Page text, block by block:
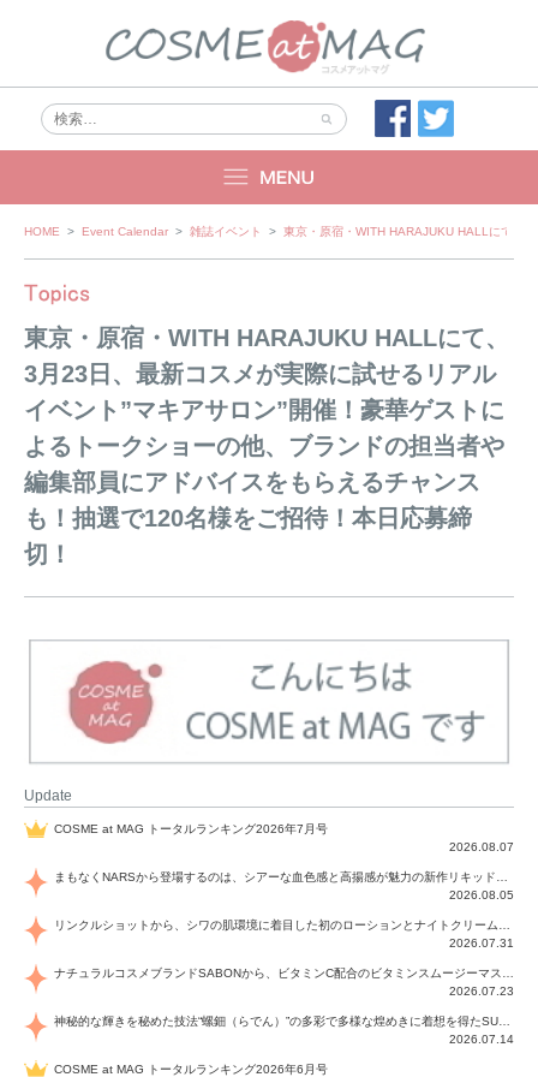
Skip
HOME > Event Calendar > 雑誌イベント > 東京・原宿・WITH HARAJUKU HALLにて、3
東京・原宿・WITH HARAJUKU HALLにて、
3月23日、最新コスメが実際に試せるリアル
イベント”マキアサロン”開催！豪華ゲストに
よるトークショーの他、ブランドの担当者や
編集部員にアドバイスをもらえるチャンス
も！抽選で120名様をご招待！本日応募締
切！
Update
COSME at MAG トータルランキング2026年7月号
2026.08.07
まもなくNARSから登場するのは、シアーな血色感と高揚感が魅力の新作リキッドブラッシュ「インセイシャブル リキッドブラッシュ」と、ゴールデンアワーに染まる空にインスピレーションを得た「アフターグロー リップシャイン」の新色！夏をハックして！
2026.08.05
リンクルショットから、シワの肌環境に着目した初のローションとナイトクリームが登場！デイリーケアで、シワ特有の肌環境を改善し、シワが目立たない肌へと導きます。
2026.07.31
ナチュラルコスメブランドSABONから、ビタミンC配合のビタミンスムージーマスク「ラディアンスマスク」と、ペパーミントにオーガニックハーブを凝縮したジェルの涼感トリートメント美容液「スカルプセラム リフレッシング」が登場！日々のデイリーケアで、過酷な猛暑で疲れた肌や頭皮をサポート、心地よくリフレッシュし、優しく肌を整えます。
2026.07.23
神秘的な輝きを秘めた技法“螺鈿（らでん）”の多彩で多様な煌めきに着想を得たSUQQUの2026 秋 カラーコレクションから登場するのは、艶然と輝くアイシャドウや偏光パールを配したフェイスカラー、繊細なパールの煌めくネイル、そしてそれらを際立てる“朧げな艶”を秘めた新リクイドリップ「ブラー リクイド リップ」。強さを秘めたまろやかな洗練の表情に。
2026.07.14
COSME at MAG トータルランキング2026年6月号